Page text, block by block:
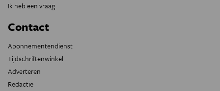
Ik heb een vraag
Contact
Abonnementendienst
Tijdschriftenwinkel
Adverteren
Redactie